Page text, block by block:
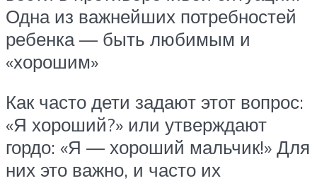
Одна из важнейших потребностей
ребенка — быть любимым и
«хорошим»
Как часто дети задают этот вопрос:
«Я хороший?» или утверждают
гордо: «Я — хороший мальчик!» Для
них это важно, и часто их